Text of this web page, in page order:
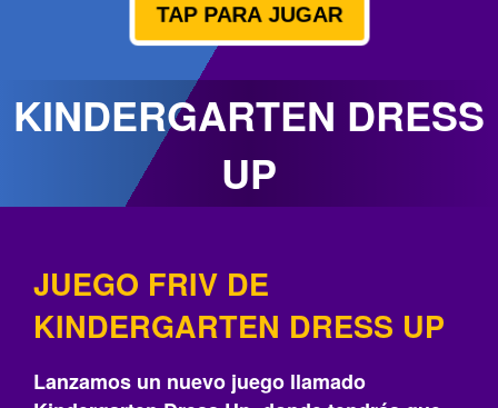
TAP PARA JUGAR
KINDERGARTEN DRESS
UP
JUEGO FRIV DE
KINDERGARTEN DRESS UP
Lanzamos un nuevo juego llamado